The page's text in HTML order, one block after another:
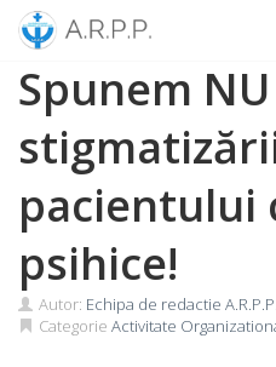
Skip
content
Spunem NU
pacientului
psihice!
Autor: Echipa de redactie A.R.P.P.
Categorie Activitate